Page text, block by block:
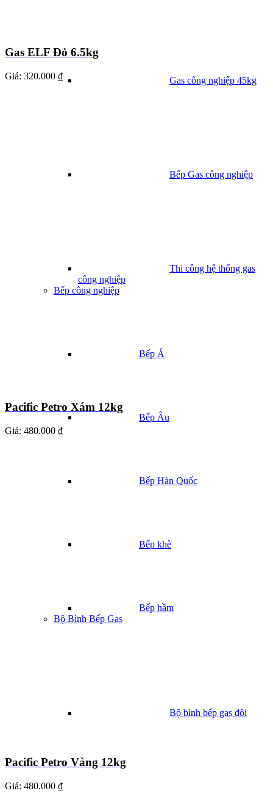
Gas công nghiệp 45kg
Bếp Gas công nghiệp
Thi công hệ thống gas
công nghiệp
Bếp công nghiệp
Bếp Á
Bếp Âu
Bếp Hàn Quốc
Bếp khè
Bếp hầm
Bộ Bình Bếp Gas
Bộ bình bếp gas đôi
Gas ELF Đỏ 6.5kg
Giá: 320.000 ₫
Pacific Petro Xám 12kg
Giá: 480.000 ₫
Pacific Petro Vàng 12kg
Giá: 480.000 ₫